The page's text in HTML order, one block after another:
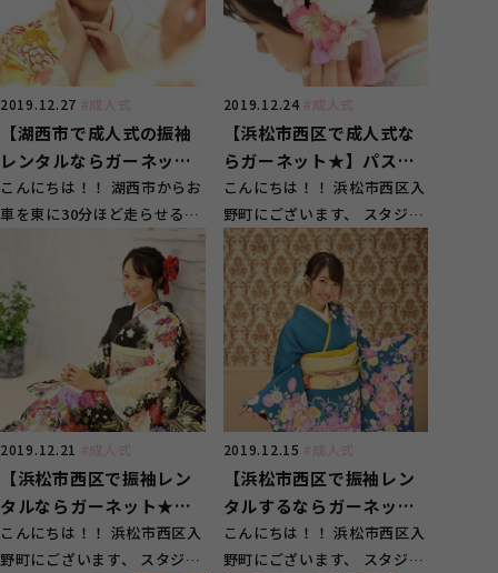
2019.12.27 #成人式
【湖西市で成人式の振袖
レンタルならガーネット
★】白地の柔らかい雰囲
気の可愛いコーディネー
こんにちは！！ 湖西市からお
車を東に30分ほど走らせると
ございます、 スタジオガーネ
2019.12.24 #成人式
【浜松市西区で成人式な
らガーネット★】パステ
ルカラーの可愛い振袖レ
ンタル
こんにちは！！ 浜松市西区入
野町にございます、 スタジオ
ガーネット浜松西店です☆
今回は...
2019.12.21 #成人式
【浜松市西区で振袖レン
タルならガーネット★】
黒と白の大人っぽい振袖
こんにちは！！ 浜松市西区入
野町にございます、 スタジオ
2019.12.15 #成人式
【浜松市西区で振袖レン
タルするならガーネット
★】可愛いピンクのママ
振りと青色のレンタル振
こんにちは！！ 浜松市西区入
野町にございます、 スタジオ